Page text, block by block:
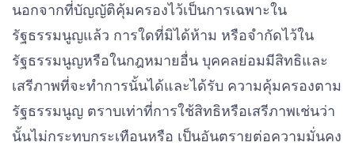
นอกจากที่บัญญัติคุ้มครองไว้เป็นการเฉพาะใน
รัฐธรรมนูญแล้ว การใดที่มิได้ห้าม หรือจํากัดไว้ใน
รัฐธรรมนูญหรือในกฎหมายอื่น บุคคลย่อมมีสิทธิและ
เสรีภาพที่จะทําการนั้นได้และได้รับ ความคุ้มครองตาม
รัฐธรรมนูญ ตราบเท่าที่การใช้สิทธิหรือเสรีภาพเช่นว่า
นั้นไม่กระทบกระเทือนหรือ เป็นอันตรายต่อความมั่นคง